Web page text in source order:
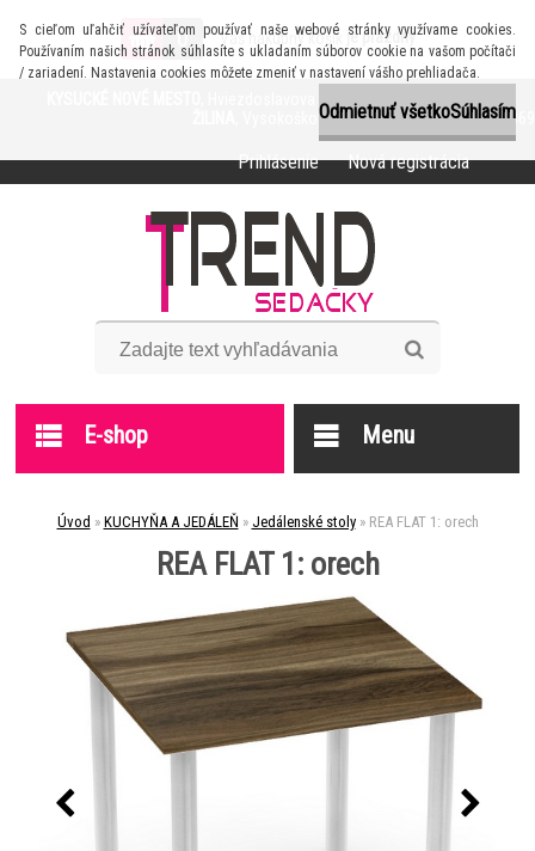
S cieľom uľahčiť užívateľom používať naše webové stránky využívame cookies.
Používaním našich stránok súhlasíte s ukladaním súborov cookie na vašom počítači
/ zariadení. Nastavenia cookies môžete zmeniť v nastavení vášho prehliadača.
Odmietnuť všetkoSúhlasím
, Hviezdoslavova 1116, Info: +421 905 618 638
, Vysokoškolákov 41, Info: +421 905 872 369
Prihlásenie Nová registrácia
0 Váš nákupný košík je prázdny
E-shop Menu
Úvod » KUCHYŇA A JEDÁLEŇ » Jedálenské stoly » REA FLAT 1: orech
REA FLAT 1: orech